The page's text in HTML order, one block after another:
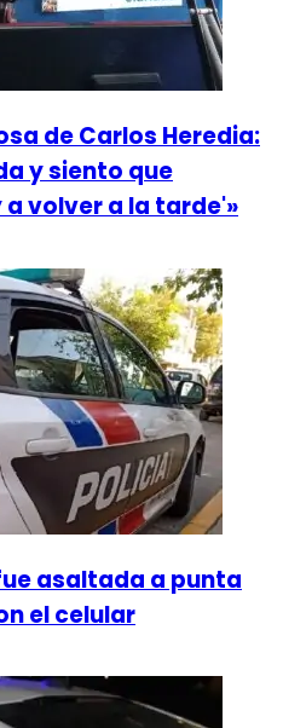
de Carlos Heredia:
y siento que
volver a la tarde'»
asaltada a punta
el celular